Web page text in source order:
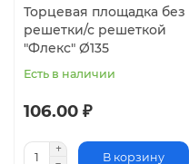
Торцевая площадка без
решетки/с решеткой
"Флекс" Ø135
Есть в наличии
106.00 ₽
В корзину